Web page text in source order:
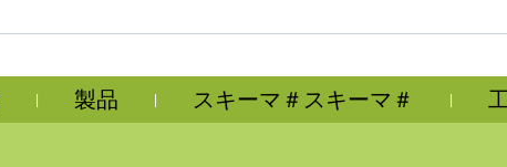
製品 スキーマ＃スキーマ＃